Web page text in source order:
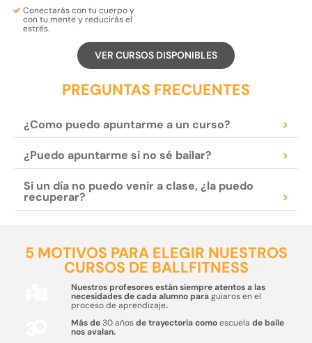
Conectarás con tu cuerpoy
con tu mentey reducirás el
estrés.
VER CURSOS DISPONIBLES
PREGUNTAS FRECUENTES
¿Como puedo apuntarme a un curso? >
¿Puedo apuntarme si no sé bailar? >
Si un día no puedo venir a clase, ¿la puedo
recuperar? >
5 MOTIVOS PARA ELEGIR NUESTROS
CURSOS DE BALLFITNESS
Nuestros profesores están siempre atentos a las
necesidades de cada alumno paraguiaros en el
proceso de aprendizaje.
Más de30 añosde trayectoria comoescuela de baile
nos avalan.